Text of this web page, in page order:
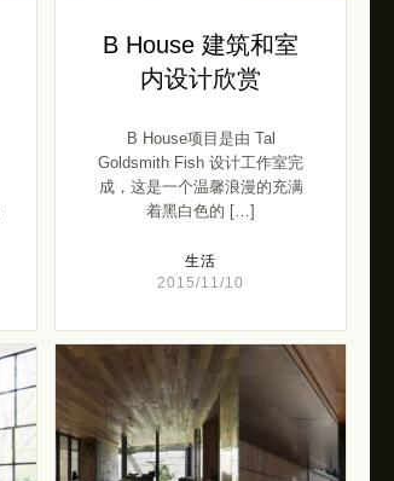
B House 建筑和室
内设计欣赏
B House项目是由 Tal
Goldsmith Fish 设计工作室完
成，这是一个温馨浪漫的充满
着黑白色的 […]
生活
2015/11/10